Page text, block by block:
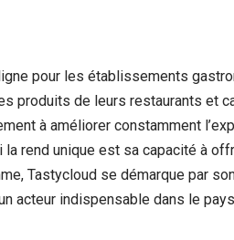
pour les établissements
produits de leurs restaurants et
à améliorer constamment
rend unique est sa capacité à
Tastycloud se démarque par
acteur indispensable dans le